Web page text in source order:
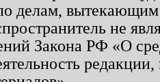
делам, вытекающим
не
Закона РФ «О